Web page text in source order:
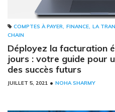
COMPTES À PAYER, FINANCE, LA
CHAIN
Déployez la facturation
jours : votre guide pour
des succès futurs
JUILLET 5, 2021 • NOHA SHARMY